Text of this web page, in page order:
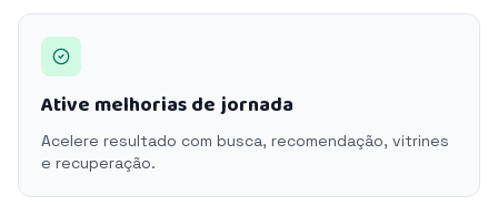
Ative melhorias de jornada
Acelere resultado com busca, recomendação, vitrines
e recuperação.